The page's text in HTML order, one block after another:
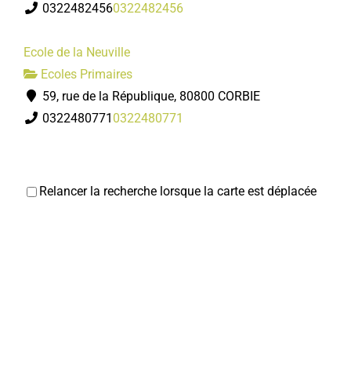
03224824560322482456
Ecole de la Neuville
Ecoles Primaires
59, rue de la République, 80800 CORBIE
0322480771 0322480771
Relancer la recherche lorsque la carte est déplacée